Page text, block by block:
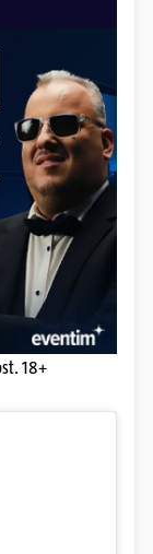
18+